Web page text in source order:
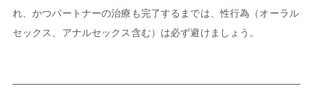
れ、かつパートナーの治療も完了するまでは、性行為（オーラル
セックス、アナルセックス含む）は必ず避けましょう。